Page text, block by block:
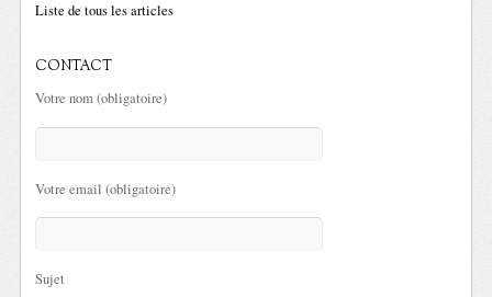
Liste de tous les articles
CONTACT
Votre nom (obligatoire)
Votre email (obligatoire)
Sujet